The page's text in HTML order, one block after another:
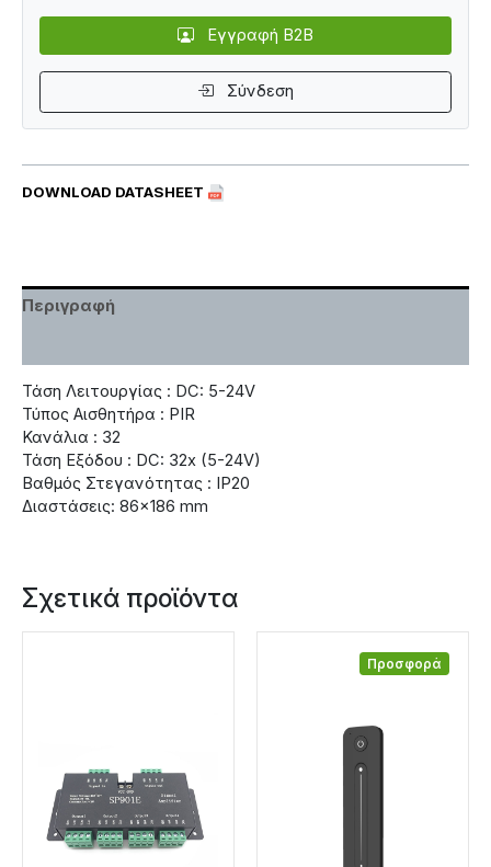
DOWNLOAD DATASHEET
Εγγραφή B2B
Σύνδεση
Περιγραφή
Τάση Λειτουργίας : DC: 5-24V
Τύπος Αισθητήρα : PIR
Κανάλια : 32
Τάση Εξόδου : DC: 32x (5-24V)
Βαθμός Στεγανότητας : IP20
Διαστάσεις: 86×186 mm
Σχετικά προϊόντα
Προσφορά